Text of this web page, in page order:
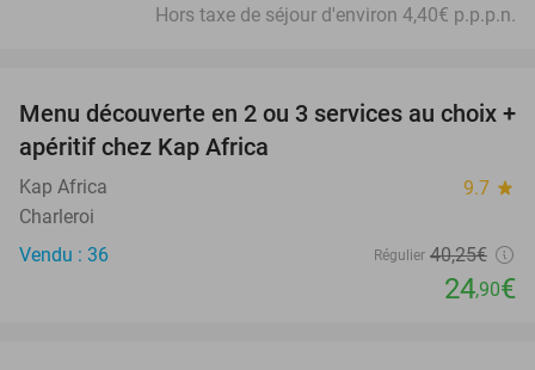
Hors taxe de séjour d'environ 4,40€ p.p.p.n.
38%
Menu découverte en 2 ou 3 services au choix +
apéritif chez Kap Africa
Kap Africa 9.7 star
Charleroi
Vendu : 36
Régulier 40,25€
24,90€